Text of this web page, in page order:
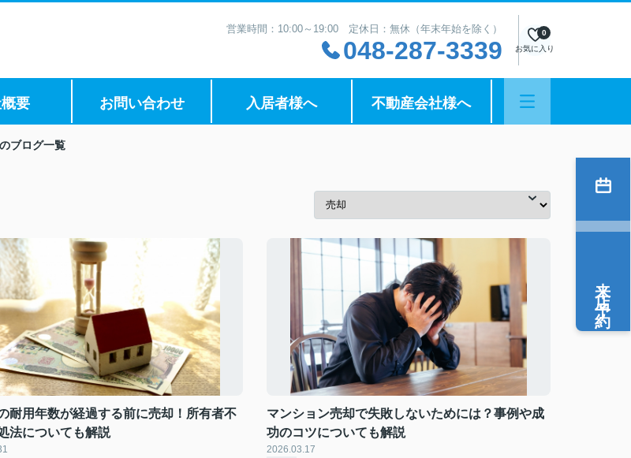
営業時間：10:00～19:00 定休日：無休（年末年始を除く）
048-287-3339 お気に入り
0
要 お問い合わせ 入居者様へ 不動産会社様へ
ブログ一覧
耐用年数が経過する前に売却！所有者不
法についても解説
マンション売却で失敗しないためには？事例や成
功のコツについても解説
2026.03.17
来店予約